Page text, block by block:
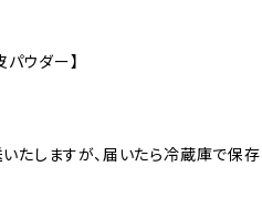
ウダー】
しますが、届いたら冷蔵庫で保存